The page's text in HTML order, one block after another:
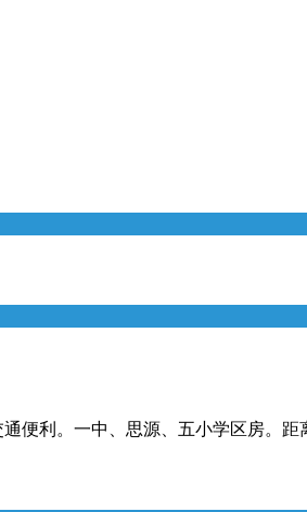
便利。一中、思源、五小学区房。